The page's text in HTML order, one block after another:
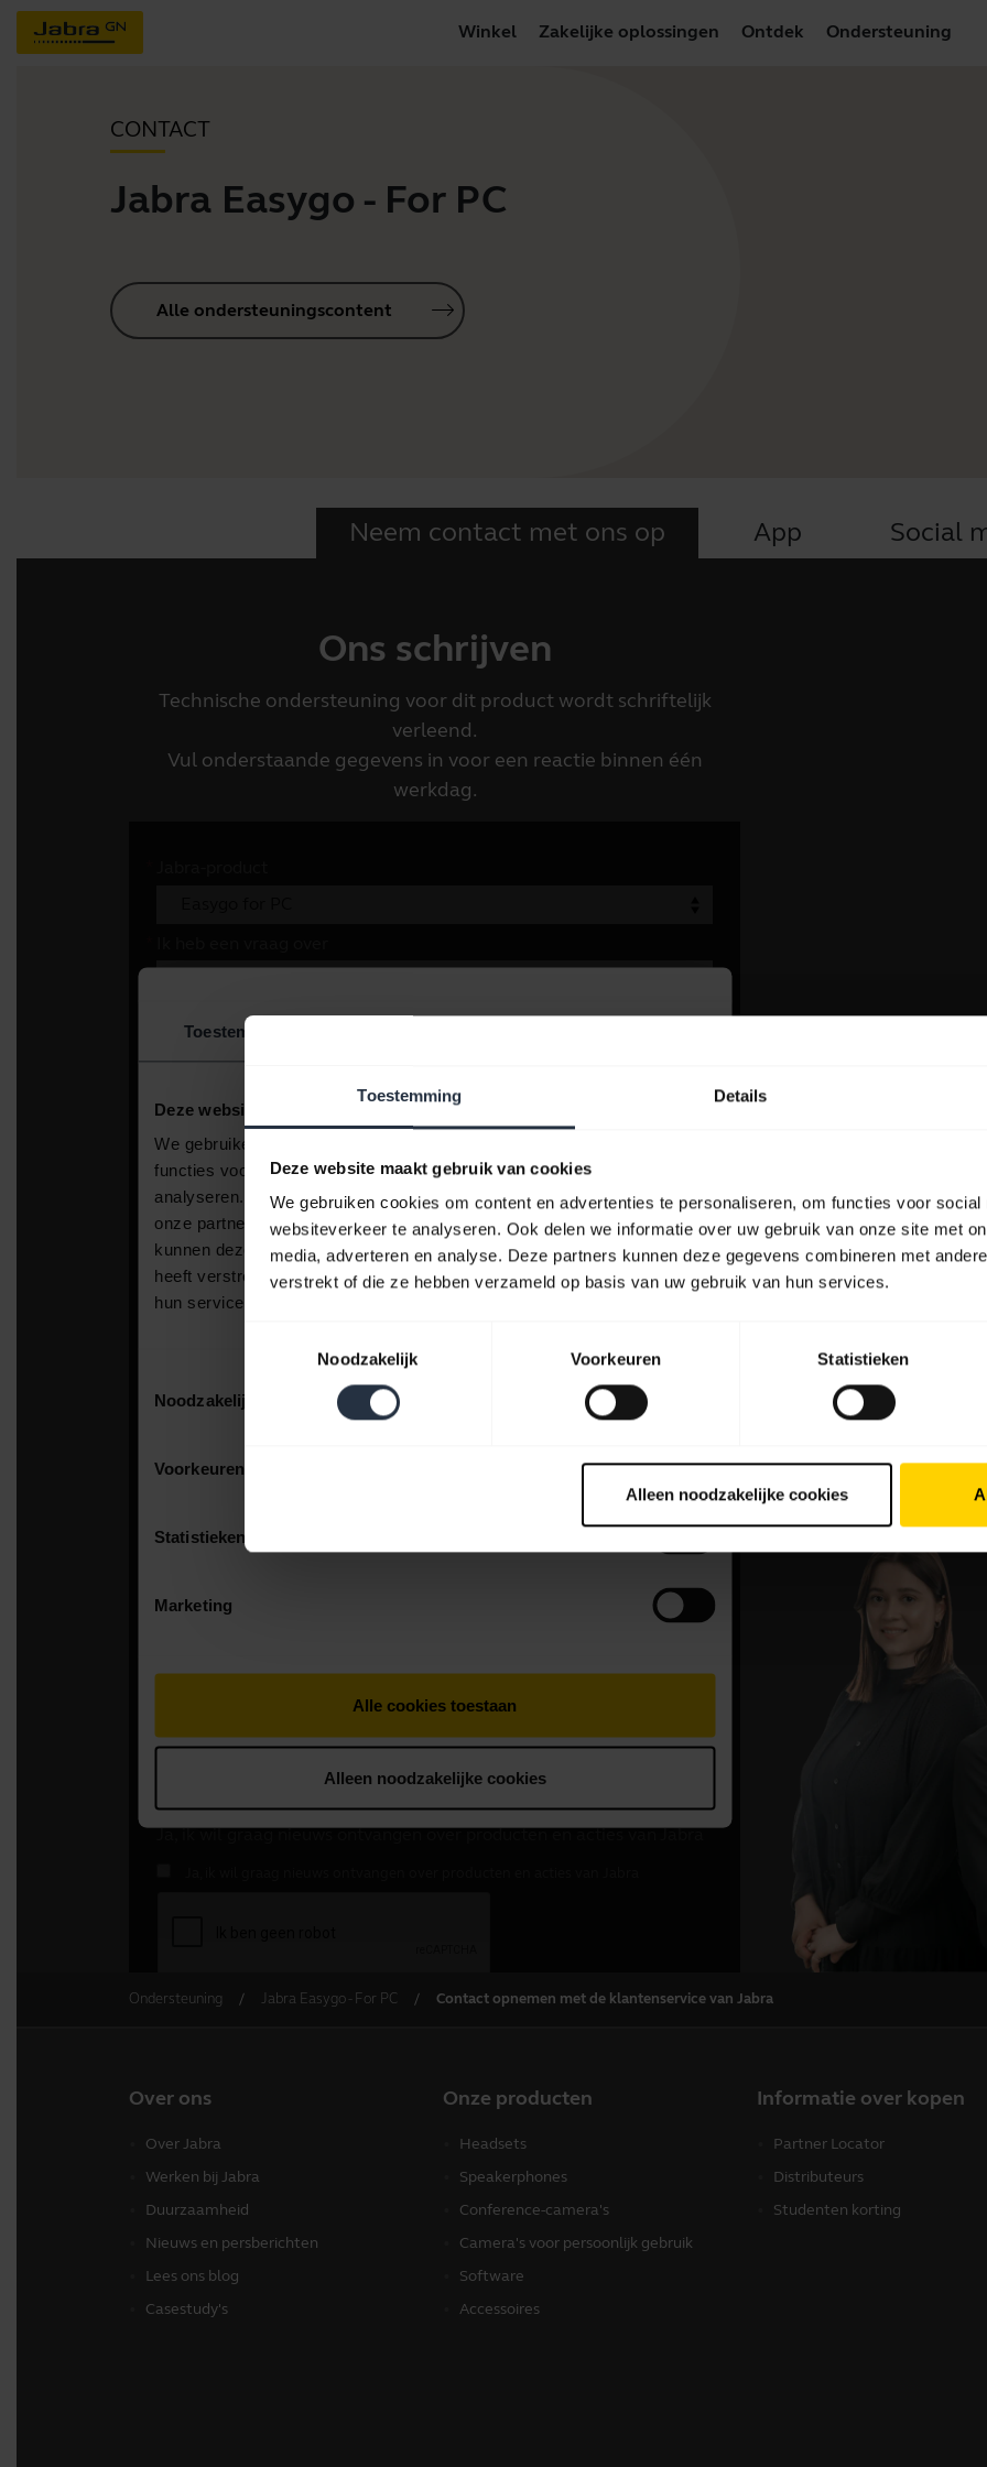
Toestemming Details
Deze website maakt gebruik van cookies
We gebruiken cookies om content en advertenties te personaliseren, om functies voor social
websiteverkeer te analyseren. Ook delen we informatie over uw gebruik van onze site met
media, adverteren en analyse. Deze partners kunnen deze gegevens combineren met
verstrekt of die ze hebben verzameld op basis van uw gebruik van hun services.
Noodzakelijk
Voorkeuren Statistieken
Alleen noodzakelijke cookies
Winkel Zakelijke oplossingen Ontdek Ondersteuning
CONTACT
Jabra Easygo - For PC
Alle ondersteuningscontent
Neem contact met ons op App Social
Ons schrijven
Technische ondersteuning voor dit product wordt schriftelijk
verleend.
Vul onderstaande gegevens in voor een reactie binnen één
werkdag.
Ondersteuning Jabra Easygo - For PC Contact opnemen met de klantenservice van Jabra
Over ons
Over Jabra
Werken bij Jabra
Duurzaamheid
Nieuws en persberichten
Lees ons blog
Casestudy's
Onze producten
Headsets
Speakerphones
Conference-camera's
Camera's voor persoonlijk gebruik
Software
Accessoires
Informatie over kopen
Partner Locator
Distributeurs
Studenten korting